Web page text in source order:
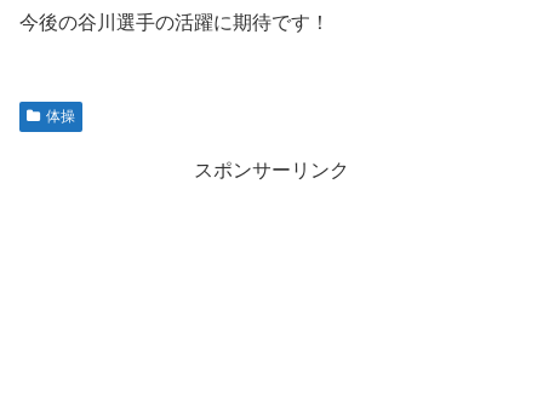
今後の谷川選手の活躍に期待です！
体操
スポンサーリンク